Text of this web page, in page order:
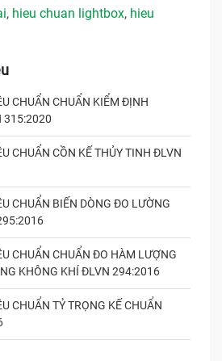
, hieu chuan lightbox, hieu
CHUẨN CHUẨN KIỂM ĐỊNH
315:2020
CHUẨN CỒN KẾ THỦY TINH ĐLVN
CHUẨN BIẾN DÒNG ĐO LƯỜNG
CHUẨN CHUẨN ĐO HÀM LƯỢNG
KHÔNG KHÍ ĐLVN 294:2016
CHUẨN TỶ TRỌNG KẾ CHUẨN